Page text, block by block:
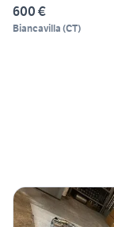
600 €
Biancavilla (CT)